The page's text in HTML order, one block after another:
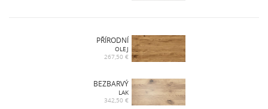
PŘÍRODNÍ
OLEJ
267,50 €
BEZBARVÝ
LAK
342,50 €